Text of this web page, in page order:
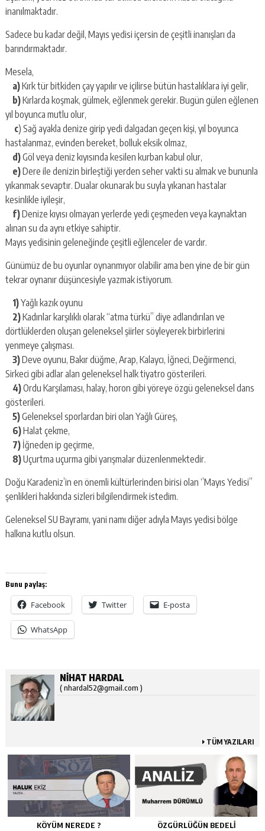
inanılmaktadır.
Sadece bu kadar değil, Mayıs yedisi içersin de çeşitli inanışları da
barındırmaktadır.
Mesela,
a)Kırk tür bitkiden çay yapılır ve içilirse bütün hastalıklara iyi gelir,
b)Kırlarda koşmak, gülmek, eğlenmek gerekir. Bugün gülen eğlenen
yıl boyunca mutlu olur,
c) Sağ ayakla denize girip yedi dalgadan geçen kişi, yıl boyunca
hastalanmaz, evinden bereket, bolluk eksik olmaz,
d)Göl veya deniz kıyısında kesilen kurban kabul olur,
e)Dere ile denizin birleştiği yerden seher vakti su almak ve bununla
yıkanmak sevaptır. Dualar okunarak bu suyla yıkanan hastalar
kesinlikle iyileşir,
f)Denize kıyısı olmayan yerlerde yedi çeşmeden veya kaynaktan
alınan su da aynı etkiye sahiptir.
Mayıs yedisinin geleneğinde çeşitli eğlenceler de vardır.
Günümüz de bu oyunlar oynanmıyor olabilir ama ben yine de bir gün
tekrar oynanır düşüncesiyle yazmak istiyorum.
1)Yağlı kazık oyunu
2)Kadınlar karşılıklı olarak “atma türkü” diye adlandırılan ve
dörtlüklerden oluşan geleneksel şiirler söyleyerek birbirlerini
yenmeye çalışması.
3)Deve oyunu, Bakır düğme, Arap, Kalaycı, İğneci, Değirmenci,
Sirkeci gibi adlar alan geleneksel halk tiyatro gösterileri.
4)Ordu Karşılaması, halay, horon gibi yöreye özgü geleneksel dans
gösterileri.
5)Geleneksel sporlardan biri olan Yağlı Güreş,
6)Halat çekme,
7)İğneden ip geçirme,
8)Uçurtma uçurma gibi yarışmalar düzenlenmektedir.
Doğu Karadeniz’in en önemli kültürlerinden birisi olan ‘’Mayıs Yedisi’’
şenlikleri hakkında sizleri bilgilendirmek istedim.
Geleneksel SU Bayramı, yani namı diğer adıyla Mayıs yedisi bölge
halkına kutlu olsun.
Bunu paylaş:
Facebook Twitter E-posta
WhatsApp
NİHAT HARDAL
( nhardal52@gmail.com )
TÜM YAZILARI
KÖYÜM NEREDE ? ÖZGÜRLÜĞÜN BEDELİ